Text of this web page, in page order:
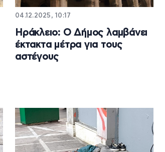
04.12.2025, 10:17
Ηράκλειο: Ο Δήμος λαμβάνει
έκτακτα μέτρα για τους
αστέγους